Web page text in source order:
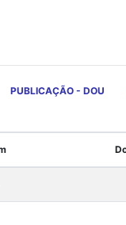
PUBLICAÇÃO - DOU